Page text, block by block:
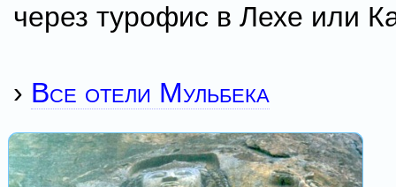
через турофис в Лехе или
› Все отели Мульбека